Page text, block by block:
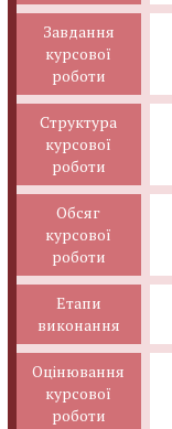
Завдання
курсової
роботи
Структура
курсової
роботи
Обсяг
курсової
роботи
Етапи
виконання
Оцінювання
курсової
роботи